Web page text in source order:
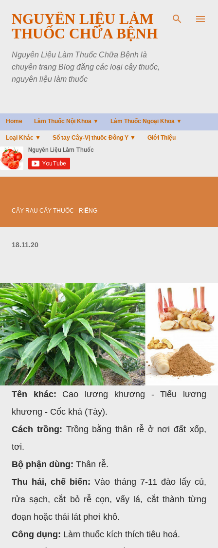
Chuyển đến nội dung chính
NGUYÊN LIỆU LÀM
THUỐC CHỮA BỆNH
Nguyên Liệu Làm Thuốc Chữa Bệnh là
chuyên trang Blog đăng các loại cây thuốc,
nguyên liệu làm thuốc
Home Làm Thuốc Nội Khoa ▼ Làm Thuốc Ngoại Khoa ▼
Loại Khác ▼ Sổ tay Cây-Vị thuốc Đông Y ▼ Giới Thiệu
CÂY RAU CÂY THUỐC - RIỀNG
18.11.20
Tên khác: Cao lương khương - Tiểu lương
khương - Cốc khá (Tày).
Cách trồng: Trồng bằng thân rễ ở nơi đất xốp,
tơi.
Bộ phận dùng: Thân rễ.
Thu hái, chế biến: Vào tháng 7-11 đào lấy củ,
rửa sạch, cắt bỏ rễ cọn, vẩy lá, cắt thành từng
đoạn hoặc thái lát phơi khô.
Công dụng: Làm thuốc kích thích tiêu hoá.